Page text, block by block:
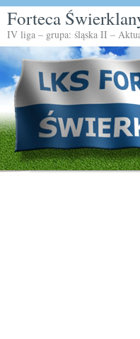
Forteca
IV liga – grupa: śląska II –